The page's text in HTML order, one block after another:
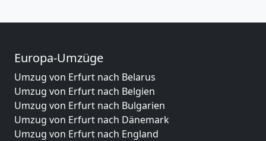
Europa-Umzüge
Umzug von Erfurt nach Belarus
Umzug von Erfurt nach Belgien
Umzug von Erfurt nach Bulgarien
Umzug von Erfurt nach Dänemark
Umzug von Erfurt nach England